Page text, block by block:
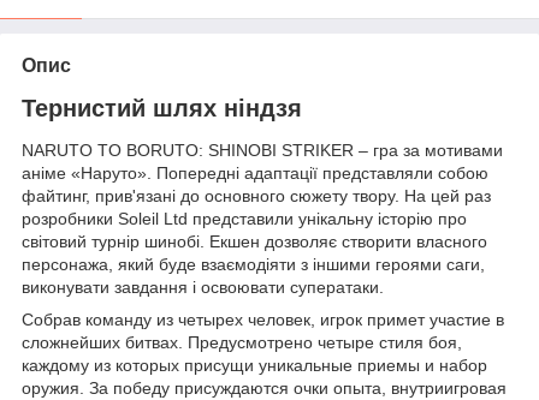
Опис
Тернистий шлях ніндзя
NARUTO TO BORUTO: SHINOBI STRIKER – гра за мотивами
аніме «Наруто». Попередні адаптації представляли собою
файтинг, прив'язані до основного сюжету твору. На цей раз
розробники Soleil Ltd представили унікальну історію про
світовий турнір шинобі. Екшен дозволяє створити власного
персонажа, який буде взаємодіяти з іншими героями саги,
виконувати завдання і освоювати суператаки.
Собрав команду из четырех человек, игрок примет участие в
сложнейших битвах. Предусмотрено четыре стиля боя,
каждому из которых присущи уникальные приемы и набор
оружия. За победу присуждаются очки опыта, внутриигровая